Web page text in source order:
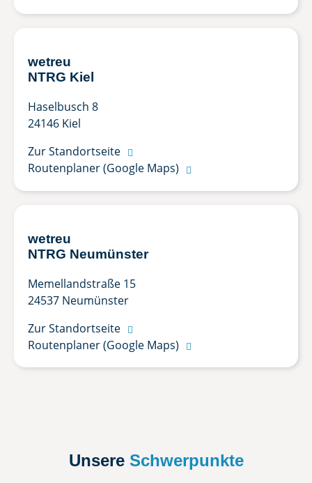
wetreu
NTRG Kiel
Haselbusch 8
24146 Kiel
Zur Standortseite 
Routenplaner (Google Maps) 
wetreu
NTRG Neumünster
Memellandstraße 15
24537 Neumünster
Zur Standortseite 
Routenplaner (Google Maps) 
Unsere Schwerpunkte